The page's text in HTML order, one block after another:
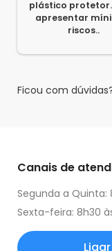
plástico protetor.
apresentar
riscos..
Ficou com
Canais de
Segunda a Quinta:
Sexta-feira: 8h30